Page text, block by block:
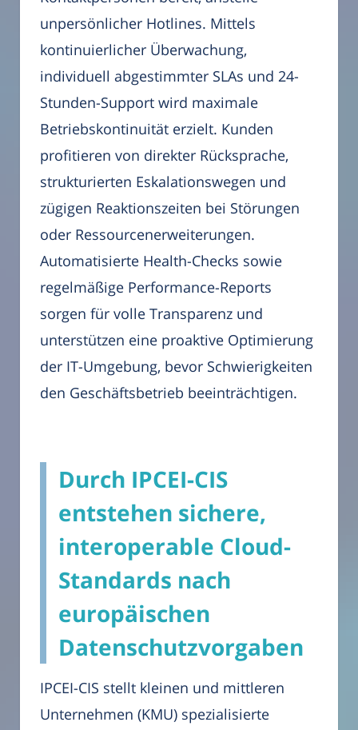
unpersönlicher Hotlines. Mittels
kontinuierlicher Überwachung,
individuell abgestimmter SLAs und 24-
Stunden-Support wird maximale
Betriebskontinuität erzielt. Kunden
profitieren von direkter Rücksprache,
strukturierten Eskalationswegen und
zügigen Reaktionszeiten bei Störungen
oder Ressourcenerweiterungen.
Automatisierte Health-Checks sowie
regelmäßige Performance-Reports
sorgen für volle Transparenz und
unterstützen eine proaktive Optimierung
der IT-Umgebung, bevor Schwierigkeiten
den Geschäftsbetrieb beeinträchtigen.
Durch IPCEI-CIS
entstehen sichere,
interoperable Cloud-
Standards nach
europäischen
Datenschutzvorgaben
IPCEI-CIS stellt kleinen und mittleren
Unternehmen (KMU) spezialisierte